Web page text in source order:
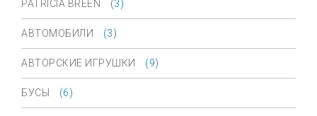
PATRICIA BREEN (3)
АВТОМОБИЛИ (3)
АВТОРСКИЕ ИГРУШКИ (9)
БУСЫ (6)